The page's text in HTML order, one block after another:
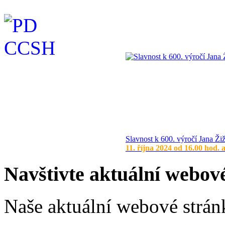
Slavnost k 600. výročí Jana
11. října 2024 od 16.00 hod.
Navštivte aktuální
Naše aktuální webové